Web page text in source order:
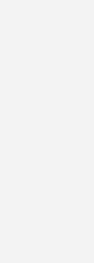
W/m²K kaum umsetzbar.
bedingt einen
für Wiederaufbau (KfW)
eigenen Verfahren.
Wärmebrücken-
sich psi- und f
ermöglicht die